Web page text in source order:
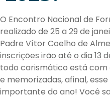
O Encontro Nacional de
realizado de 25 a 29 de
Padre Vítor Coelho de
inscrições irão até o dia 13
todo carismático está com
e memorizadas, afinal,
importante do ano! Você